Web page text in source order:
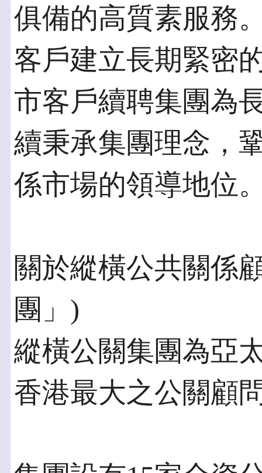
俱備的高質素服務
客戶建立長期緊密
市客戶續聘集團為
續秉承集團理念，
係市場的領導地位
關於縱橫公共關係
團」)
縱橫公關集團為亞
香港最大之公關顧